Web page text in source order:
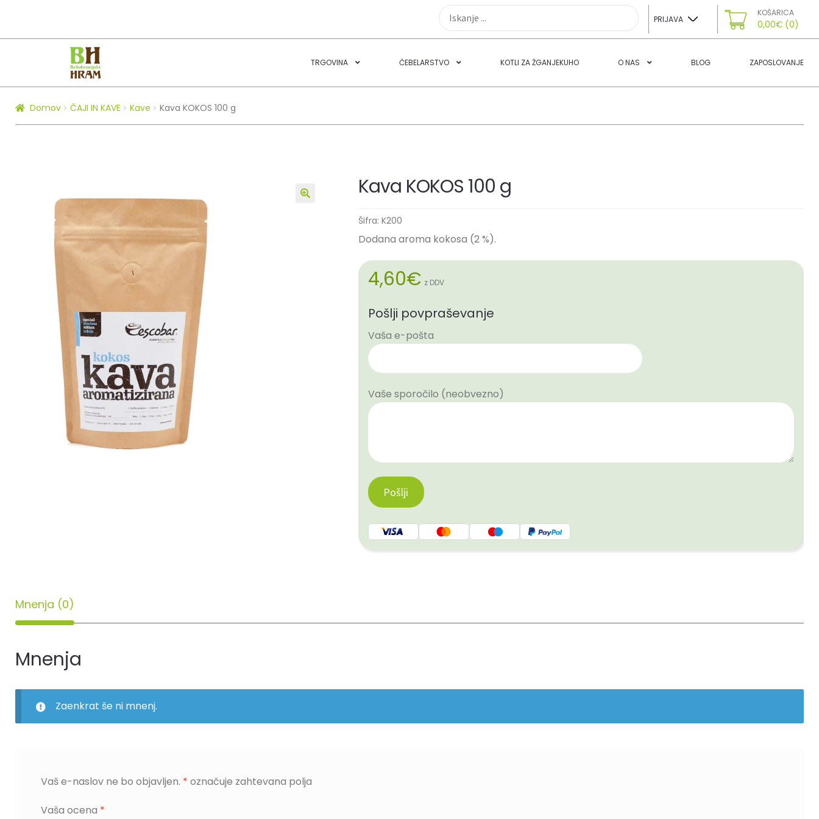
navigation
content
PRIJAVA
KOŠARICA
0,00€ (0)
TRGOVINA ČEBELARSTVO KOTLI ZA ŽGANJEKUHO O NAS BLOG ZAPOSLOVANJE
Domov ČAJI IN KAVE Kave Kava KOKOS 100 g
Kava KOKOS 100 g
Šifra: K200
Dodana aroma kokosa (2 %).
4,60€ z DDV
Pošlji povpraševanje
Vaša e-pošta
Vaše sporočilo (neobvezno)
Mnenja (0)
Mnenja
Zaenkrat še ni mnenj.
Vaš e-naslov ne bo objavljen. * označuje zahtevana polja
Vaša ocena *